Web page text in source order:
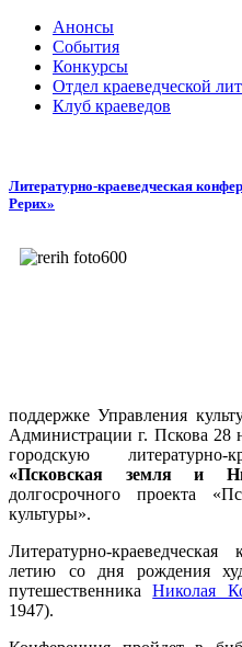
Анонсы
События
Конкурсы
Отдел краеведческой
Клуб краеведов
Литературно-краеведческая
Рерих»
поддержке Управления
Администрации г. Пскова 28
городскую литературно-
«Псковская земля и
долгосрочного проекта
культуры».
Литературно-
летию со дня рождения
путешественникаНиколая
1947).